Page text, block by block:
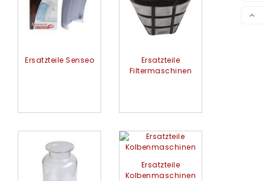

Ersatzteile Senseo
Ersatzteile
Filtermaschinen
Ersatzteile
Kolbenmaschinen